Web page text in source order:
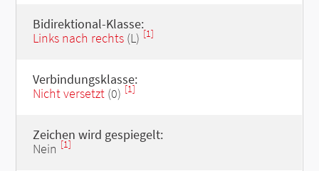
Bidirektional-Klasse:
Links nach rechts(L) [1]
Verbindungsklasse:
Nicht versetzt(0) [1]
Zeichen wird gespiegelt:
Nein [1]